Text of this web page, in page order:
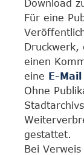
Download
Für eine
Druckwerk,
einen
eine E-Mail
Ohne
gestattet.
Bei